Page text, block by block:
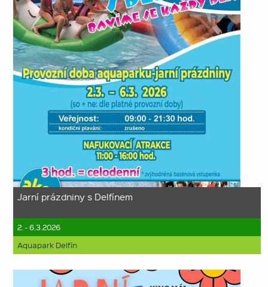
Jarní prázdniny s Delfínem
2. - 6.3.2026
Aquapark Delfín